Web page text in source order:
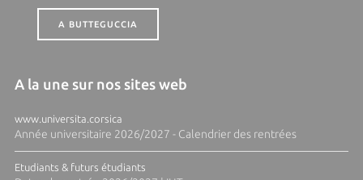
A BUTTEGUCCIA
A la une sur nos sites web
www.universita.corsica
Année universitaire 2026/2027 - Calendrier des rentrées
Etudiants & futurs étudiants